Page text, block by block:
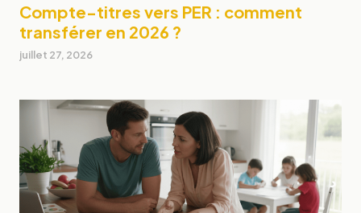
Compte-titres vers PER : comment
transférer en 2026 ?
juillet 27, 2026